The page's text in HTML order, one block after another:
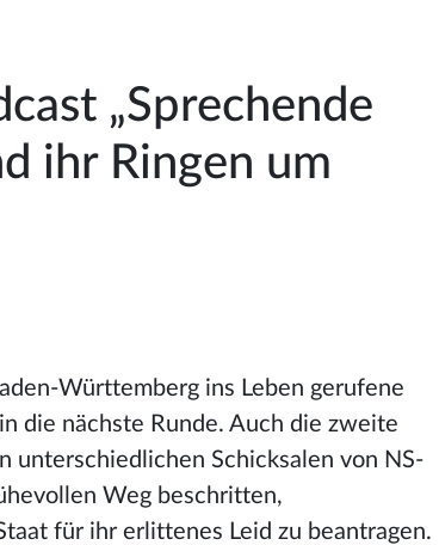
„Sprechende
ihr Ringen um
Württemberg ins Leben gerufene
die nächste Runde. Auch die zweite
unterschiedlichen Schicksalen von NS-
Weg beschritten,
für ihr erlittenes Leid zu beantragen.